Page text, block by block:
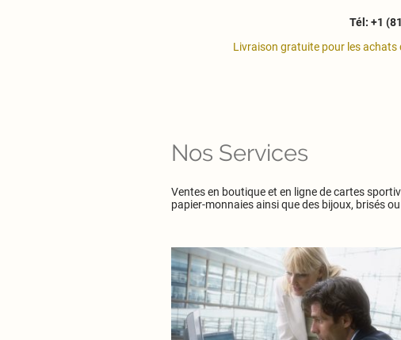
Tél: +1
Livraison gratuite pour les achats
Nos Services
Ventes en boutique et en ligne de cartes
papier-monnaies ainsi que des bijoux, brisés